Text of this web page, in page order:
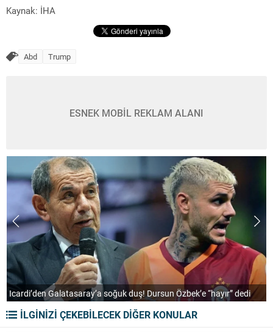
Kaynak: İHA
Abd Trump
ESNEK MOBİL REKLAM ALANI
Çekmeköy’de istinat duvarı çöktü! 32 kişi tahliye edildi
İLGİNİZİ ÇEKEBİLECEK DİĞER KONULAR